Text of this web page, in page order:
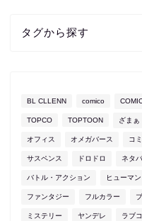
タグから探す
BL CLLENN comico
TOPCO TOPTOON ざまぁ
オフィス オメガバース コ
サスペンス ドロドロ ネタ
バトル・アクション ヒューマ
ファンタジー フルカラー
ミステリー ヤンデレ ラブ